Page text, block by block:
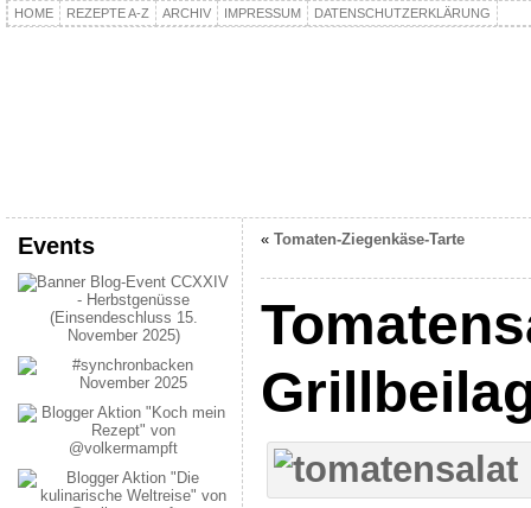
HOME REZEPTE A-Z ARCHIV IMPRESSUM DATENSCHUTZERKLÄRUNG
Events « Tomaten-Ziegenkäse-Tarte